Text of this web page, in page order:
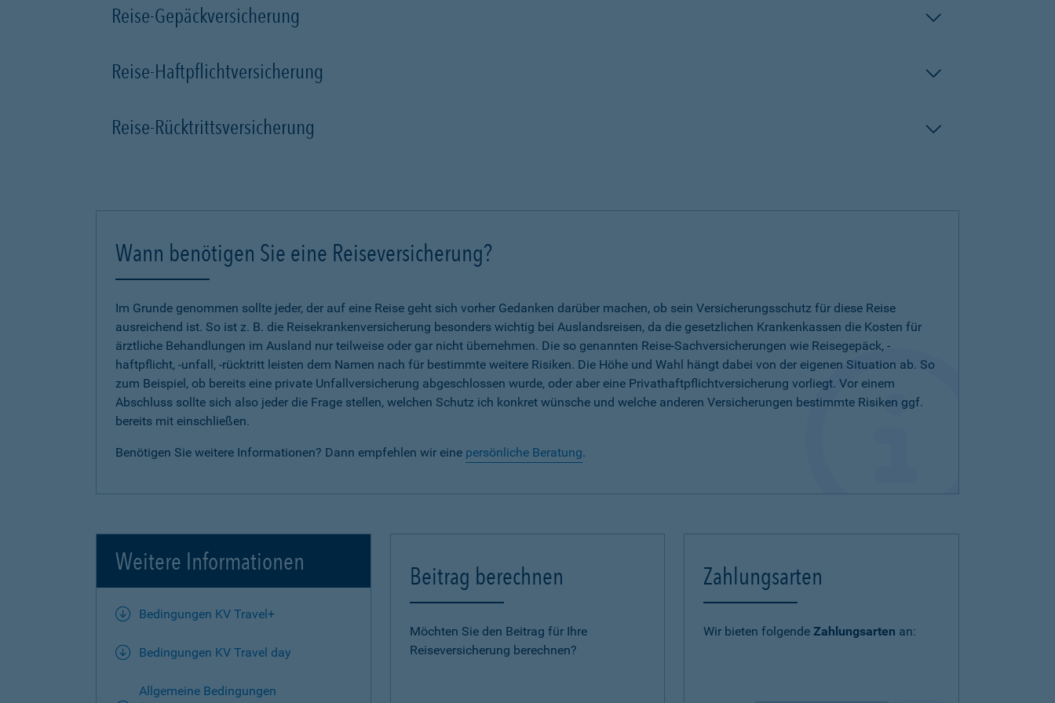
Reise-Gepäckversicherung
Reise-Haftpflichtversicherung
Reise-Rücktrittsversicherung
Wann benötigen Sie eine Reiseversicherung?
Im Grunde genommen sollte jeder, der auf eine Reise geht sich vorher Gedanken darüber machen, ob sein Versicherungsschutz für diese Reise
ausreichend ist. So ist z. B. die Reisekrankenversicherung besonders wichtig bei Auslandsreisen, da die gesetzlichen Krankenkassen die Kosten für
ärztliche Behandlungen im Ausland nur teilweise oder gar nicht übernehmen. Die so genannten Reise-Sachversicherungen wie Reisegepäck, -
haftpflicht, -unfall, -rücktritt leisten dem Namen nach für bestimmte weitere Risiken. Die Höhe und Wahl hängt dabei von der eigenen Situation ab. So
zum Beispiel, ob bereits eine private Unfallversicherung abgeschlossen wurde, oder aber eine Privathaftpflichtversicherung vorliegt. Vor einem
Abschluss sollte sich also jeder die Frage stellen, welchen Schutz ich konkret wünsche und welche anderen Versicherungen bestimmte Risiken ggf.
bereits mit einschließen.
Benötigen Sie weitere Informationen? Dann empfehlen wir eine persönliche Beratung.
Weitere Informationen
Bedingungen KV Travel+
Bedingungen KV Travel day
Allgemeine Bedingungen
Beitrag berechnen
Möchten Sie den Beitrag für Ihre
Reiseversicherung berechnen?
Zahlungsarten
Wir bieten folgendeZahlungsarten an: